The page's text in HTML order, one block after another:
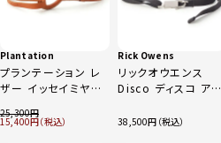
Plantation
プランテーション レ
ザー イッセイミヤケ
ベルト ブラウン
25,300
15,400
Rick Owens
リックオウエンス
Disco ディスコ アジ
ト ブラック シルバー
38,500